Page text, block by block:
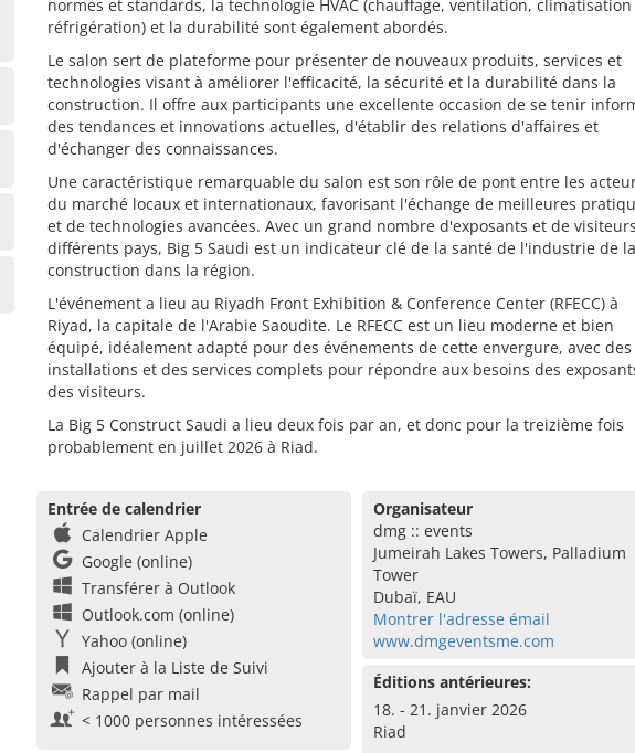
normes et standards, la technologie HVAC (chauffage, ventilation,
réfrigération) et la durabilité sont également abordés.
Le salon sert de plateforme pour présenter de nouveaux produits, services et
technologies visant à améliorer l'efficacité, la sécurité et la durabilité dans la
construction. Il offre aux participants une excellente occasion de se tenir
des tendances et innovations actuelles, d'établir des relations d'affaires et
d'échanger des connaissances.
Une caractéristique remarquable du salon est son rôle de pont entre les
du marché locaux et internationaux, favorisant l'échange de meilleures
et de technologies avancées. Avec un grand nombre d'exposants et de
différents pays, Big 5 Saudi est un indicateur clé de la santé de l'industrie de la
construction dans la région.
L'événement a lieu au Riyadh Front Exhibition & Conference Center (RFECC) à
Riyad, la capitale de l'Arabie Saoudite. Le RFECC est un lieu moderne et bien
équipé, idéalement adapté pour des événements de cette envergure, avec des
installations et des services complets pour répondre aux besoins des
des visiteurs.
La Big 5 Construct Saudi a lieu deux fois par an, et donc pour la treizième fois
probablement en juillet 2026 à Riad.
Entrée de calendrier
Calendrier Apple
Google (online)
Transférer à Outlook
Outlook.com (online)
Yahoo (online)
Ajouter à la Liste de Suivi
Rappel par mail
< 1000 personnes intéressées
Organisateur
dmg :: events
Jumeirah Lakes Towers, Palladium
Tower
Dubaï, EAU
Montrer l'adresse émail
www.dmgeventsme.com
Éditions antérieures:
18. - 21. janvier 2026
Riad